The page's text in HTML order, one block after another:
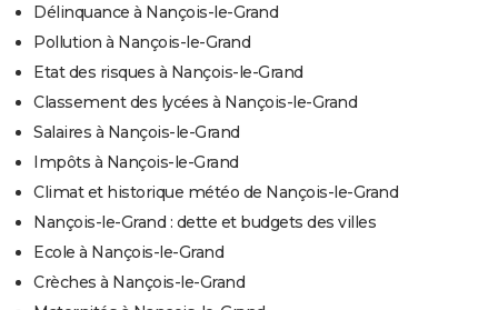
Délinquance à Nançois-le-Grand
Pollution à Nançois-le-Grand
Etat des risques à Nançois-le-Grand
Classement des lycées à Nançois-le-Grand
Salaires à Nançois-le-Grand
Impôts à Nançois-le-Grand
Climat et historique météo de Nançois-le-Grand
Nançois-le-Grand : dette et budgets des villes
Ecole à Nançois-le-Grand
Crèches à Nançois-le-Grand